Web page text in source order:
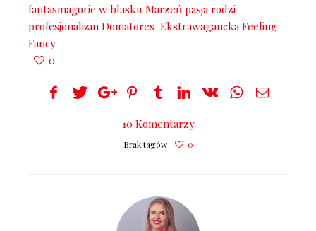
fantasmagorie w blasku Marzeń pasja rodzi
profesjonalizm Domatores Ekstrawagancka Feeling
Fancy
0
10 Komentarzy
Brak tagów 0